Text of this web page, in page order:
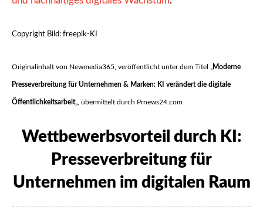
Copyright Bild: freepik-KI
Originalinhalt von Newmedia365, veröffentlicht unter dem Titel „Moderne
Presseverbreitung für Unternehmen & Marken: KI verändert die digitale
Öffentlichkeitsarbeit„, übermittelt durch Prnews24.com
Wettbewerbsvorteil durch KI:
Presseverbreitung für
Unternehmen im digitalen Raum